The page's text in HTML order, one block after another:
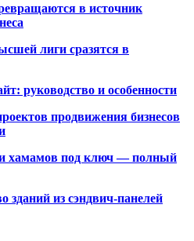
в источник
лиги сразятся в
руководство и особенности
продвижения бизнесов
и хамамов под ключ — полный
зданий из сэндвич-панелей